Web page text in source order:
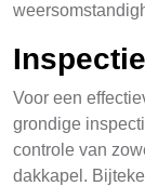
Voor een
grondige
controle van
dakkapel.